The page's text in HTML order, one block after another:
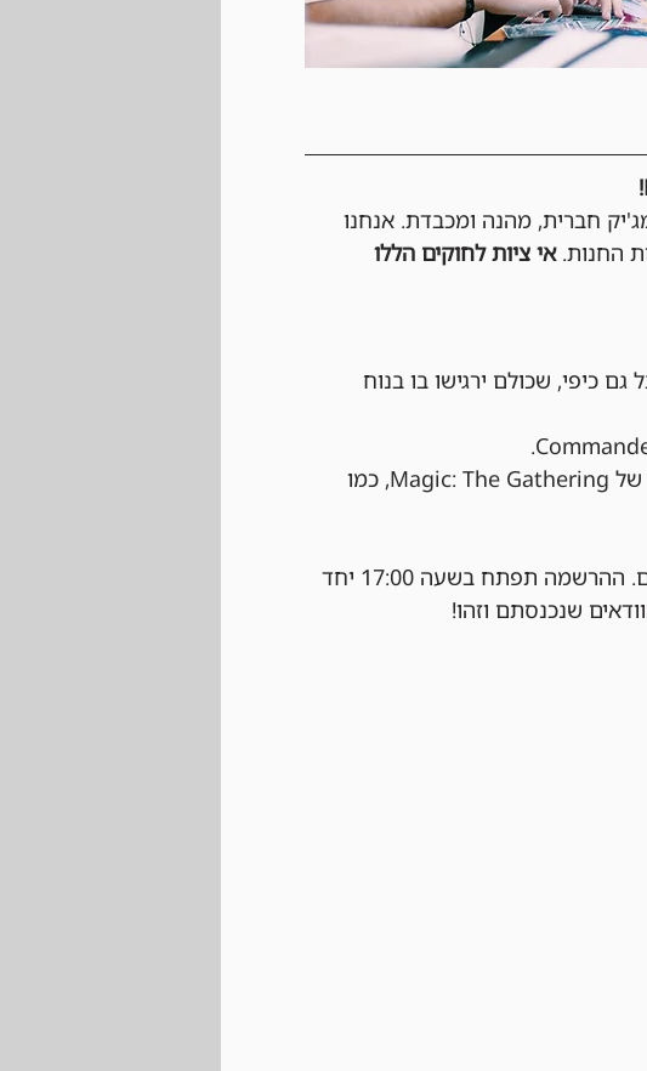
חברית, מהנה ומכבדת. אנחנו
אי ציות לחוקים הללו
גם כיפי, שכולם ירגישו בו בנוח
הטורניר יתנהל לפי כל החוקים הרשמיים של Magic: The Gathering, כמו
נרשמים ביום של הטורניר עצמו בחנות בהתאם למקומות הפנויים. ההרשמה תפתח בשעה 17:00 יחד
שנכנסתם וזהו!